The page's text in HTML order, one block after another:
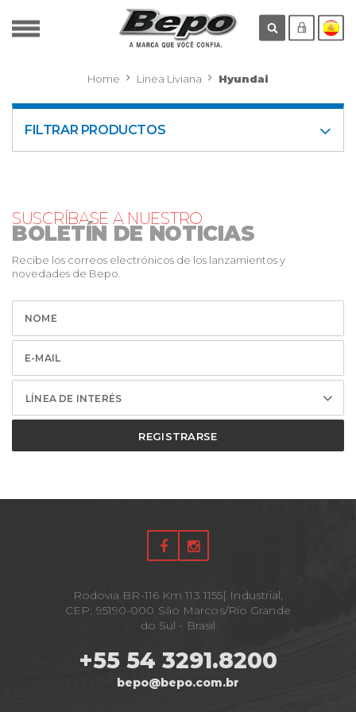
Home Linea Liviana Hyundai
FILTRAR PRODUCTOS
SUSCRÍBASE A NUESTRO
BOLETÍN DE NOTICIAS
Recibe los correos electrónicos de los lanzamientos y
novedades de Bepo.
LÍNEA DE INTERÉS
REGISTRARSE
Rodovia BR-116 Km 113 1155| Industrial,
CEP: 95190-000 São Marcos/Rio Grande
do Sul - Brasil
+55 54 3291.8200
bepo@bepo.com.br